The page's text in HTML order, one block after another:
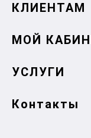
КЛИЕНТАМ
МОЙ
УСЛУГИ
Контакты